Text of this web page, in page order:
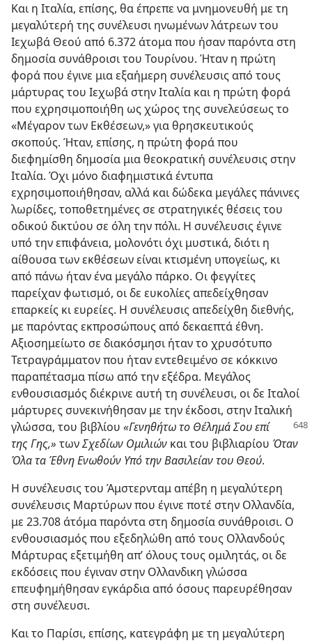
Και η Ιταλία, επίσης, θα έπρεπε να μνημονευθή με τη
μεγαλύτερή της συνέλευσι ηνωμένων λάτρεων του
Ιεχωβά Θεού από 6.372 άτομα που ήσαν παρόντα στη
δημοσία συνάθροισι του Τουρίνου. Ήταν η πρώτη
φορά που έγινε μια εξαήμερη συνέλευσις από τους
μάρτυρας του Ιεχωβά στην Ιταλία και η πρώτη φορά
που εχρησιμοποιήθη ως χώρος της συνελεύσεως το
«Μέγαρον των Εκθέσεων,» για θρησκευτικούς
σκοπούς. Ήταν, επίσης, η πρώτη φορά που
διεφημίσθη δημοσία μια θεοκρατική συνέλευσις στην
Ιταλία. Όχι μόνο διαφημιστικά έντυπα
εχρησιμοποιήθησαν, αλλά και δώδεκα μεγάλες πάνινες
λωρίδες, τοποθετημένες σε στρατηγικές θέσεις του
οδικού δικτύου σε όλη την πόλι. Η συνέλευσις έγινε
υπό την επιφάνεια, μολονότι όχι μυστικά, διότι η
αίθουσα των εκθέσεων είναι κτισμένη υπογείως, κι
από πάνω ήταν ένα μεγάλο πάρκο. Οι φεγγίτες
παρείχαν φωτισμό, οι δε ευκολίες απεδείχθησαν
επαρκείς κι ευρείες. Η συνέλευσις απεδείχθη διεθνής,
με παρόντας εκπροσώπους από δεκαεπτά έθνη.
Αξιοσημείωτο σε διακόσμησι ήταν το χρυσότυπο
Τετραγράμματον που ήταν εντεθειμένο σε κόκκινο
παραπέτασμα πίσω από την εξέδρα. Μεγάλος
ενθουσιασμός διέκρινε αυτή τη συνέλευσι, οι δε Ιταλοί
μάρτυρες συνεκινήθησαν με την έκδοσι, στην Ιταλική
γλώσσα, του βιβλίου «Γενηθήτω το Θέλημά Σου επί
της Γης,» τωνΣχεδίων Ομιλιών και του βιβλιαρίου Όταν
Όλα τα Έθνη Ενωθούν Υπό την Βασιλείαν του Θεού.
Η συνέλευσις του Άμστερνταμ απέβη η μεγαλύτερη
συνέλευσις Μαρτύρων που έγινε ποτέ στην Ολλανδία,
με 23.708 άτόμα παρόντα στη δημοσία συνάθροισι. Ο
ενθουσιασμός που εξεδηλώθη από τους Ολλανδούς
Μάρτυρας εξετιμήθη απ’ όλους τους ομιλητάς, οι δε
εκδόσεις που έγιναν στην Ολλανδικη γλώσσα
επευφημήθησαν εγκάρδια από όσους παρευρέθησαν
στη συνέλευσι.
Και το Παρίσι, επίσης, κατεγράφη με τη μεγαλύτερη